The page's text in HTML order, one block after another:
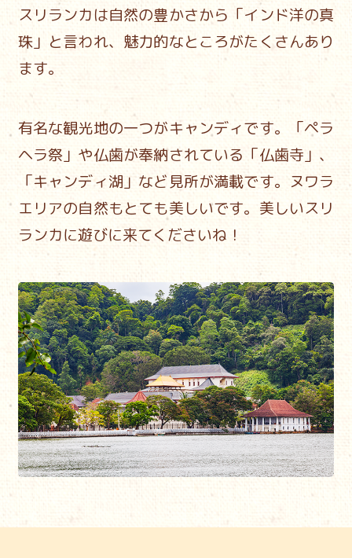
スリランカは自然の豊かさから「インド洋の真
珠」と言われ、 魅力的なところがたくさんあり
ます。
有名な観光地の一つがキャンディです。
「ペラ
ヘラ祭」や仏歯が奉納されている「仏歯寺」、
「キャンディ湖」など見所が満載です。 ヌワラ
エリアの自然もとても美しいです。 美しいスリ
ランカに遊びに来てくださいね！